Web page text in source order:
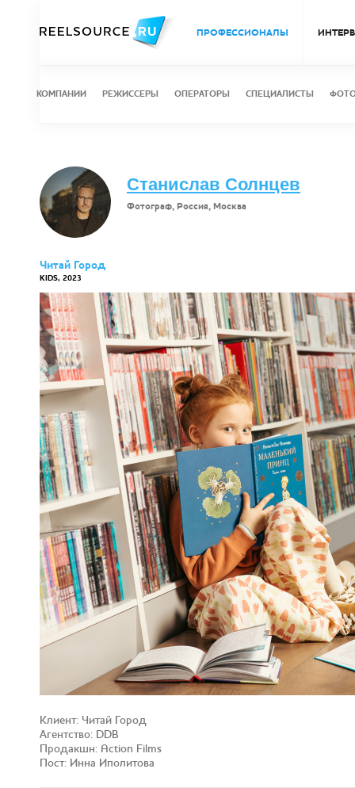
ПРОФЕССИОНАЛЫ
КОМПАНИИ РЕЖИССЕРЫ ОПЕРАТОРЫ СПЕЦИАЛИСТЫ
Станислав Солнцев
Фотограф, Россия, Москва
Читай Город
KIDS, 2023
Клиент: Читай Город
Агентство: DDB
Продакшн: Action Films
Пост: Инна Иполитова